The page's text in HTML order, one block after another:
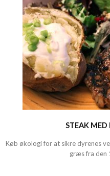
STEAK MED
Køb økologi for at sikre dyrenes
græs fra den